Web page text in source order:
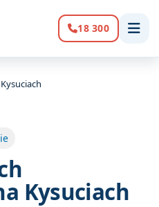
Volanie:
18 300
Kysuciach